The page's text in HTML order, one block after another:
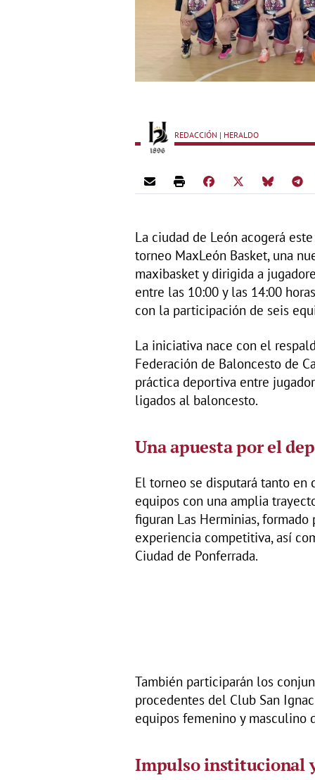
REDACCIÓN | HERALDO
La ciudad de León acogerá
torneo MaxLeón Basket, una
maxibasket y dirigida a
entre las 10:00 y las 14:00
con la participación de seis
La iniciativa nace con el
Federación de Baloncesto de
práctica deportiva entre
ligados al baloncesto.
Una apuesta por el
El torneo se disputará tanto en
equipos con una amplia
figuran Las Herminias, formado
experiencia competitiva, así
Ciudad de Ponferrada.
También participarán los
procedentes del Club San
equipos femenino y masculino
Impulso institucional